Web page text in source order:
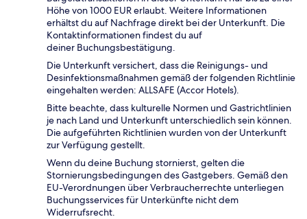
Höhe von 1000 EUR erlaubt. Weitere Informationen
erhältst du auf Nachfrage direkt bei der Unterkunft. Die
Kontaktinformationen findest du auf
deiner Buchungsbestätigung.
Die Unterkunft versichert, dass die Reinigungs- und
Desinfektionsmaßnahmen gemäß der folgenden Richtlinie
eingehalten werden: ALLSAFE (Accor Hotels).
Bitte beachte, dass kulturelle Normen und Gastrichtlinien
je nach Land und Unterkunft unterschiedlich sein können.
Die aufgeführten Richtlinien wurden von der Unterkunft
zur Verfügung gestellt.
Wenn du deine Buchung stornierst, gelten die
Stornierungsbedingungen des Gastgebers. Gemäß den
EU-Verordnungen über Verbraucherrechte unterliegen
Buchungsservices für Unterkünfte nicht dem
Widerrufsrecht.